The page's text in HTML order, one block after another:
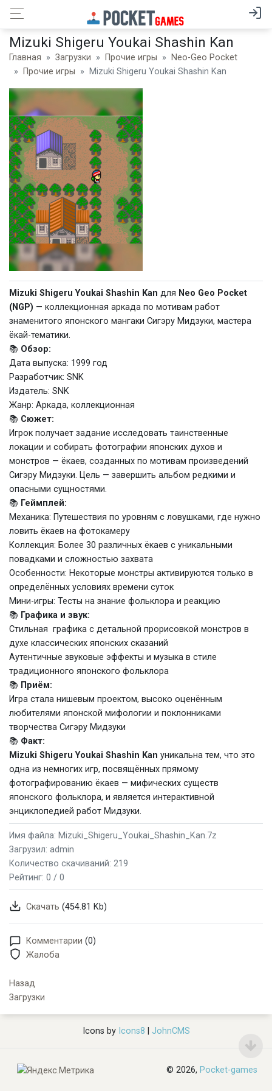
Mizuki Shigeru Youkai Shashin Kan
Главная Загрузки Прочие игры
Neo-Geo Pocket
Прочие игры
Mizuki Shigeru Youkai Shashin Kan
Mizuki Shigeru Youkai Shashin Kan для Neo Geo Pocket
(NGP) — коллекционная аркада по мотивам работ
знаменитого японского мангаки Сигэру Мидзуки, мастера
ёкай-тематики.
📚 Обзор:
Дата выпуска: 1999 год
Разработчик: SNK
Издатель: SNK
Жанр: Аркада, коллекционная
📚 Сюжет:
Игрок получает задание исследовать таинственные
локации и собирать фотографии японских духов и
монстров — ёкаев, созданных по мотивам произведений
Сигэру Мидзуки. Цель — завершить альбом редкими и
опасными сущностями.
📚 Геймплей:
Механика: Путешествия по уровням с ловушками, где нужно
ловить ёкаев на фотокамеру
Коллекция: Более 30 различных ёкаев с уникальными
повадками и сложностью захвата
Особенности: Некоторые монстры активируются только в
определённых условиях времени суток
Мини-игры: Тесты на знание фольклора и реакцию
📚 Графика и звук:
Стильная графика с детальной прорисовкой монстров в
духе классических японских сказаний
Аутентичные звуковые эффекты и музыка в стиле
традиционного японского фольклора
📚 Приём:
Игра стала нишевым проектом, высоко оценённым
любителями японской мифологии и поклонниками
творчества Сигэру Мидзуки
📚 Факт:
Mizuki Shigeru Youkai Shashin Kan уникальна тем, что это
одна из немногих игр, посвящённых прямому
фотографированию ёкаев — мифических существ
японского фольклора, и является интерактивной
энциклопедией работ Мидзуки.
Имя файла: Mizuki_Shigeru_Youkai_Shashin_Kan.7z
Загрузил: admin
Количество скачиваний: 219
Рейтинг: 0 / 0
Скачать (454.81 Kb)
Комментарии (0)
Жалоба
Назад
Загрузки
Icons byIcons8 JohnCMS
© 2026, Pocket-games